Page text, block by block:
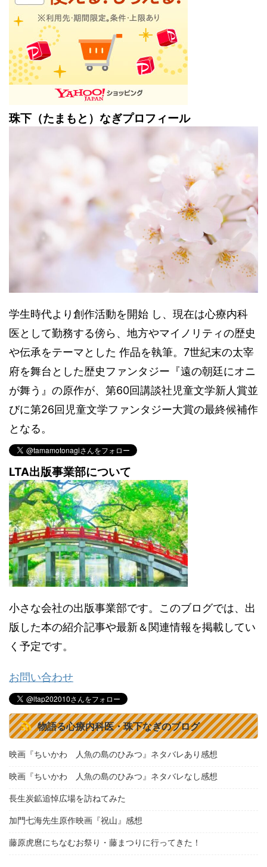
珠下（たまもと）なぎプロフィール
学生時代より創作活動を開始 し、現在は心療内科
医として勤務する傍ら、地方やマイノリティの歴史
や伝承をテーマとした 作品を執筆。7世紀末の太宰
府を舞台とした歴史ファンタジー『遠の朝廷にオニ
が舞う』の原作が、第60回講談社児童文学新人賞並
びに第26回児童文学ファンタジー大賞の最終候補作
となる。
LTA出版事業部について
小さな会社の出版事業部です。このブログでは、出
版した本の紹介記事や最新＆関連情報を掲載してい
く予定です。
お問い合わせ
物語る心療内科医・珠下なぎのブログ
映画『ちいかわ 人魚の島のひみつ』ネタバレあり感想
映画『ちいかわ 人魚の島のひみつ』ネタバレなし感想
長生炭鉱追悼広場を訪ねてみた
加門七海先生原作映画『祝山』感想
藤原虎麿にちなむお祭り・藤まつりに行ってきた！